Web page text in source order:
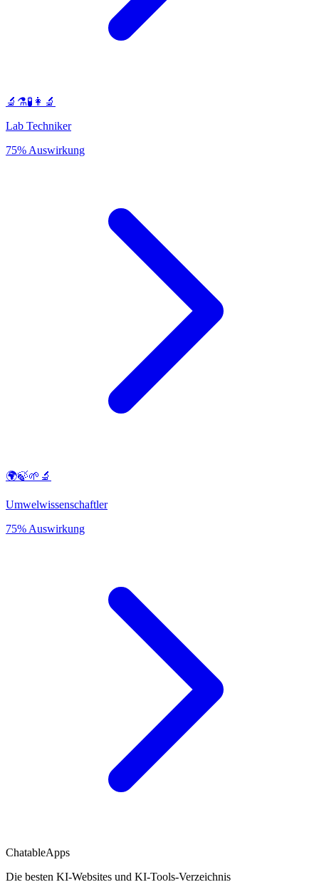
🔬⚗️🧪👩‍🔬
Lab Techniker
75% Auswirkung
🌍🍃🌱🔬
Umwelwissenschaftler
75% Auswirkung
ChatableApps
Die besten KI-Websites und KI-Tools-Verzeichnis